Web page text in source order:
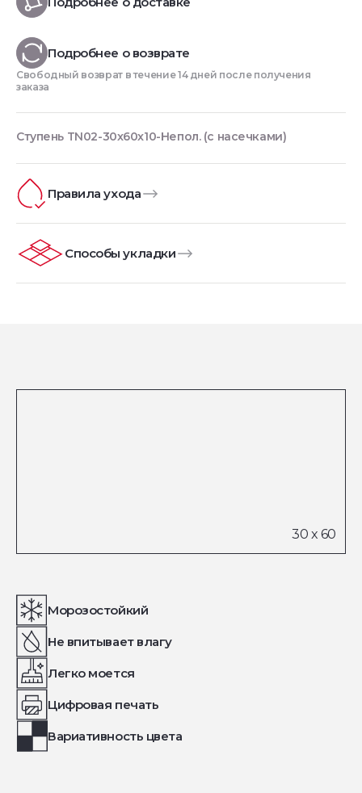
Подробнее о возврате
Свободный возврат в течение 14 дней после получения
заказа
Ступень TN02-30x60x10-Непол. (с насечками)
Правила ухода
Способы укладки
Морозостойкий
Не впитывает влагу
Легко моется
Цифровая печать
Вариативность цвета